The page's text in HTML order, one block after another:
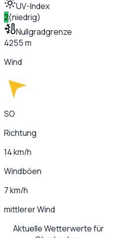
UV-Index
2(niedrig)
Nullgradgrenze
4255 m
Wind
SO
Richtung
14 km/h
Windböen
7 km/h
mittlerer Wind
Aktuelle Wetterwerte für